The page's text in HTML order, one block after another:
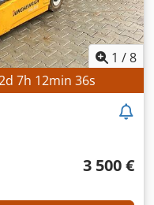
GP8 Система
1 /8
d 7h 12min 33s
3 500 €